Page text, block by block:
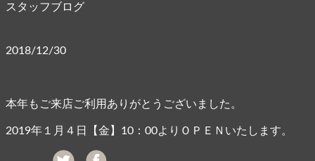
スタッフブログ
2018/12/30
本年もご来店ご利用ありがとうございました。
2019年１月４日【金】10：00よりＯＰＥＮいたします。